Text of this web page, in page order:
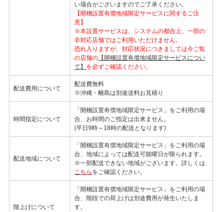
い場合がございますのでご了承ください。
【開梱設置有償地域限定サービスに関するご注
意】
※本設置サービスは、システムの都合上、一部の
非対応店舗ではご利用いただけません。
恐れ入りますが、対応状況につきましては今ご覧
の店舗の【開梱設置有償地域限定サービスについ
て】 を必ずご確認ください。
配送費用について
配送費無料
※沖縄・離島は別途送料お見積り
時間指定について
「開梱設置有償地域限定サービス」をご利用の場
合、お時間のご指定は出来ません。
(平日9時～18時の配送となります)
配送地域について
「開梱設置有償地域限定サービス」をご利用の場
合、地域によっては配送可能曜日が限られます。
※一部配送できない地域がございます。詳しくは
こちら をご確認ください。
階上げについて
「開梱設置有償地域限定サービス」をご利用の場
合、階段での荷上げは別途費用が発生いたしま
す。